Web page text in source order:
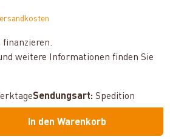
finanzieren.
weitere Informationen finden Sie
Sendungsart: Spedition
In den Warenkorb